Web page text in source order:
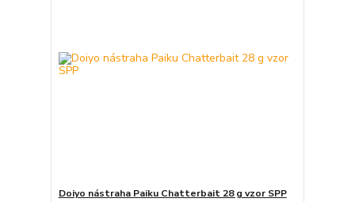
Doiyo nástraha Paiku Chatterbait 28 g vzor SPP